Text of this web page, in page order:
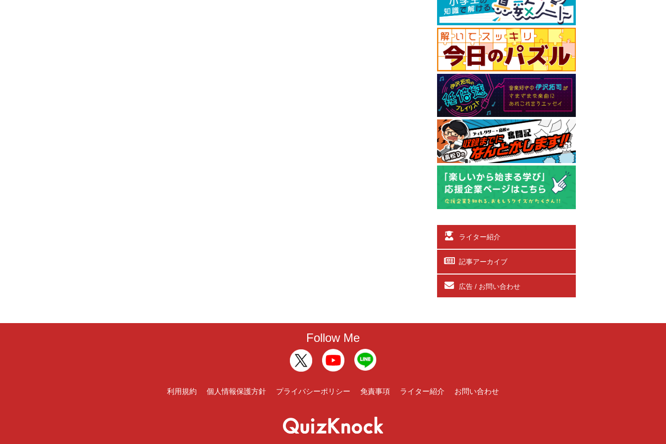
ライター紹介
記事アーカイブ
広告 / お問い合わせ
Follow Me
利用規約 個人情報保護方針 プライバシーポリシー 免責事項 ライター紹介 お問い合わせ